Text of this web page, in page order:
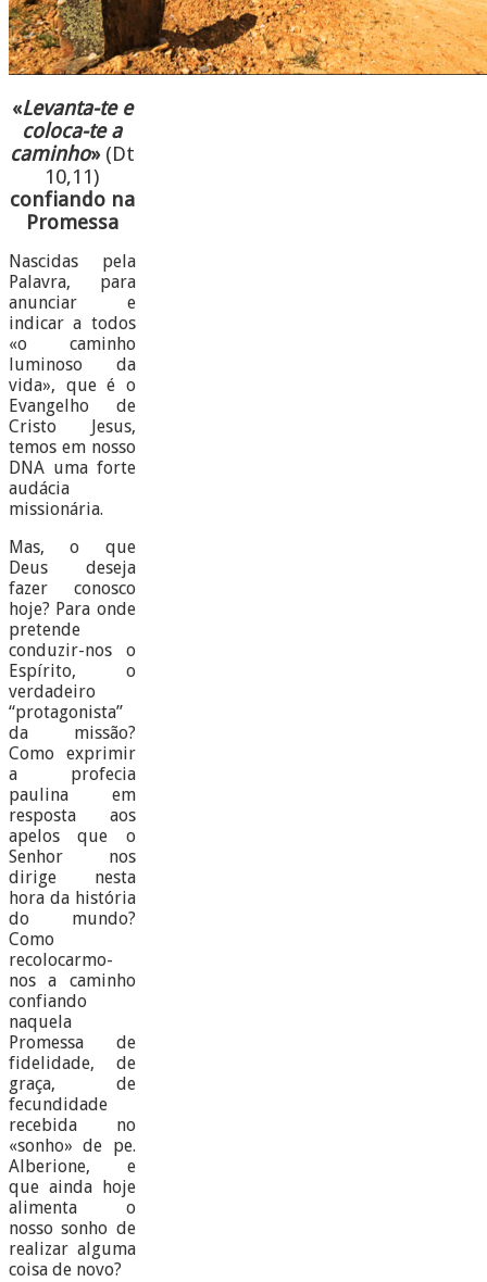
«Levanta-te e
coloca-te a
caminho»(Dt
10,11)
confiando na
Promessa
Nascidas pela
Palavra, para
anunciar e
indicar a todos
«o caminho
luminoso da
vida», que é o
Evangelho de
Cristo Jesus,
temos em nosso
DNA uma forte
audácia
missionária.
Mas, o que
Deus deseja
fazer conosco
hoje? Para onde
pretende
conduzir-nos o
Espírito, o
verdadeiro
“protagonista”
da missão?
Como exprimir
a profecia
paulina em
resposta aos
apelos que o
Senhor nos
dirige nesta
hora da história
do mundo?
Como
recolocarmo-
nos a caminho
confiando
naquela
Promessa de
fidelidade, de
graça, de
fecundidade
recebida no
«sonho» de pe.
Alberione, e
que ainda hoje
alimenta o
nosso sonho de
realizar alguma
coisa de novo?